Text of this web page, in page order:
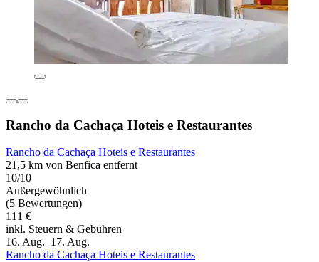
Rancho da Cachaça Hoteis e Restaurantes
Rancho da Cachaça Hoteis e Restaurantes
21,5 km von Benfica entfernt
10/10
Außergewöhnlich
(5 Bewertungen)
111 €
inkl. Steuern & Gebühren
16. Aug.–17. Aug.
Rancho da Cachaça Hoteis e Restaurantes